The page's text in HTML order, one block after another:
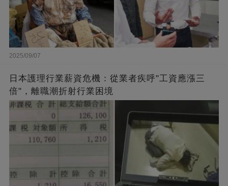
2025/09/07
日本護理行業薪資危機：從業者疾呼"工資應漲三
倍"，離職潮折射行業困境